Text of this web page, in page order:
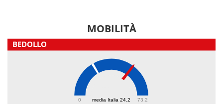
MOBILITÀ
BEDOLLO
media Italia 24.2
0 73.2